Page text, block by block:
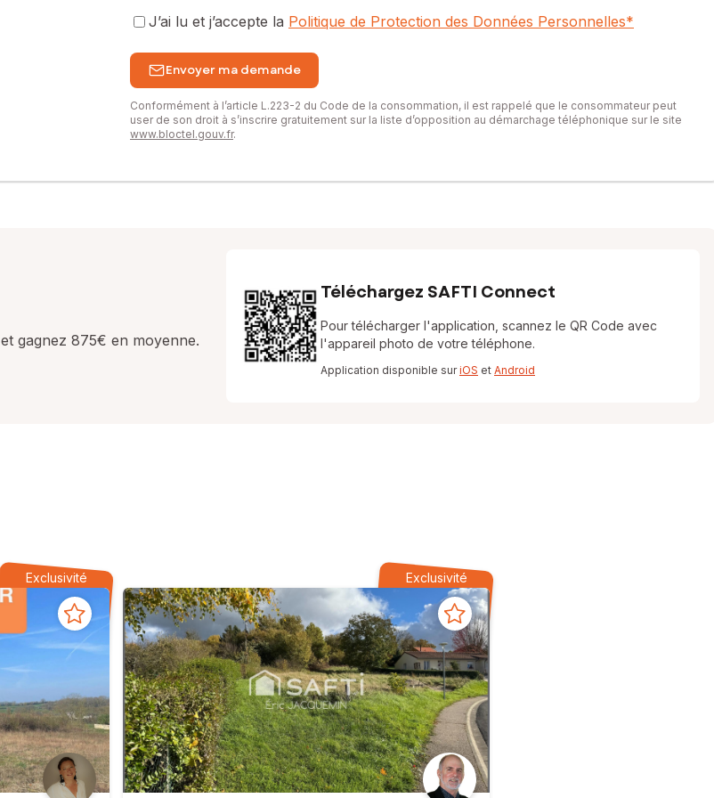
J’ai lu et j’accepte la Politique de Protection des Données Personnelles*
Envoyer ma demande
Conformément à l’article L.223-2 du Code de la consommation, il est rappelé que le consommateur peut
user de son droit à s’inscrire gratuitement sur la liste d’opposition au démarchage téléphonique sur le site
www.bloctel.gouv.fr.
et gagnez 875€ en moyenne.
Téléchargez SAFTI Connect
Pour télécharger l'application, scannez le QR Code avec
l'appareil photo de votre téléphone.
Application disponible suriOS et Android
Exclusivité Exclusivité